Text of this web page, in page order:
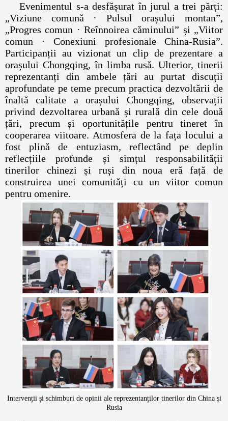
Evenimentul s-a desfășurat în jurul a trei părți:
„Viziune comună · Pulsul orașului montan”,
„Progres comun · Reînnoirea căminului” și „Viitor
comun · Conexiuni profesionale China-Rusia”.
Participanții au vizionat un clip de prezentare a
orașului Chongqing, în limba rusă. Ulterior, tinerii
reprezentanți din ambele țări au purtat discuții
aprofundate pe teme precum practica dezvoltării de
înaltă calitate a orașului Chongqing, observații
privind dezvoltarea urbană și rurală din cele două
țări, precum și oportunitățile pentru tineret în
cooperarea viitoare. Atmosfera de la fața locului a
fost plină de entuziasm, reflectând pe deplin
reflecțiile profunde și simțul responsabilității
tinerilor chinezi și ruși din noua eră față de
construirea unei comunități cu un viitor comun
pentru omenire.
Intervenții și schimburi de opinii ale reprezentanților tinerilor din China și
Rusia